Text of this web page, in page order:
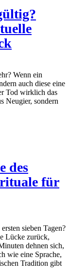
Wenn ein
auch diese eine
Tod wirklich das
Neugier, sondern
des
für
sieben Tagen?
Lücke zurück,
dehnen sich,
wie eine Sprache,
Tradition gibt